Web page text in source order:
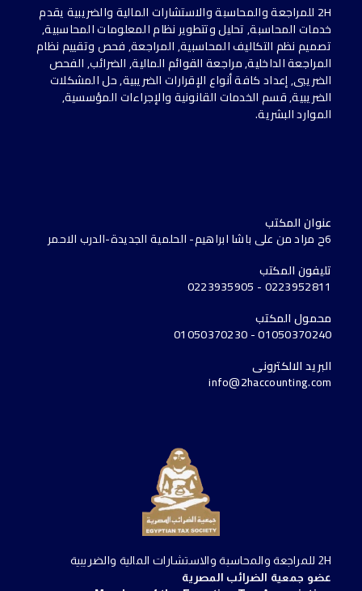
2H للمراجعة والمحاسبة والاستشارات المالية والضريبية يقدم
خدمات المحاسبة, تحليل وتتطوير نظام المعلومات المحاسبية,
تصميم نظم التكاليف المحاسبية, المراجعة, فحص وتقييم نظام
المراجعة الداخلية, مراجعة القوائم المالية, الضرائب, الفحص
الضريبى, إعداد كافة أنواع الإقرارات الضريبية, حل المشكلات
الضريبية, قسم الخدمات القانونية والإجراءات المؤسسية,
الموارد البشرية.
عنوان المكتب
6ح مراد من على باشا ابراهيم- الحلمية الجديدة-الدرب الاحمر
تليفون المكتب
0223952811 - 0223935905
محمول المكتب
01050370240 - 01050370230
البريد الالكترونى
info@2haccounting.com
2H للمراجعة والمحاسبة والاستشارات المالية والضريبية
عضو جمعية الضرائب المصرية